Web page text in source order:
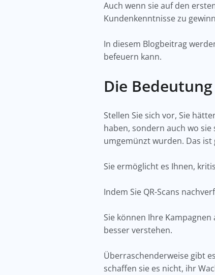
Auch wenn sie auf den
Kundenkenntnisse zu
In diesem Blogbeitrag
befeuern kann.
Die
Stellen Sie sich vor, Sie
haben, sondern auch wo
umgemünzt wurden. Das
Sie ermöglicht es Ihnen,
Indem Sie QR-Scans
Sie können Ihre
besser verstehen.
Überraschenderweise gibt
schaffen sie es nicht, ihr